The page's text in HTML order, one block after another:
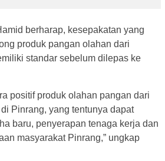
berharap, kesepakatan yang
produk pangan olahan dari
standar sebelum dilepas ke
positif produk olahan pangan dari
Pinrang, yang tentunya dapat
baru, penyerapan tenaga kerja dan
masyarakat Pinrang,” ungkap